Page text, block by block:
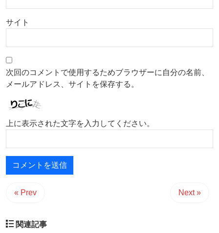
サイト
次回のコメントで使用するためブラウザーに自分の名前、
メールアドレス、サイトを保存する。
上に表示された文字を入力してください。
« Prev Next »
関連記事